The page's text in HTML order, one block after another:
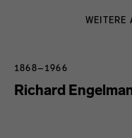
WEITERE
Richard
1868–1966